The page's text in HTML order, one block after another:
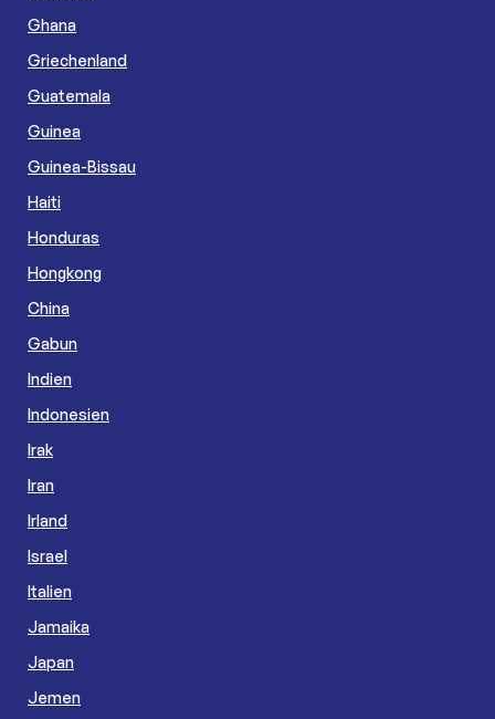
Ghana
Griechenland
Guatemala
Guinea
Guinea-Bissau
Haiti
Honduras
Hongkong
China
Gabun
Indien
Indonesien
Irak
Iran
Irland
Israel
Italien
Jamaika
Japan
Jemen